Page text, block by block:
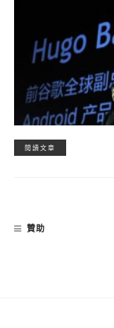
閱讀文章
贊助